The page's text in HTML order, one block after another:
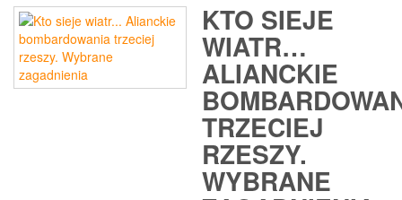
KTO SIEJE
WIATR…
ALIANCKIE
TRZECIEJ
RZESZY.
WYBRANE